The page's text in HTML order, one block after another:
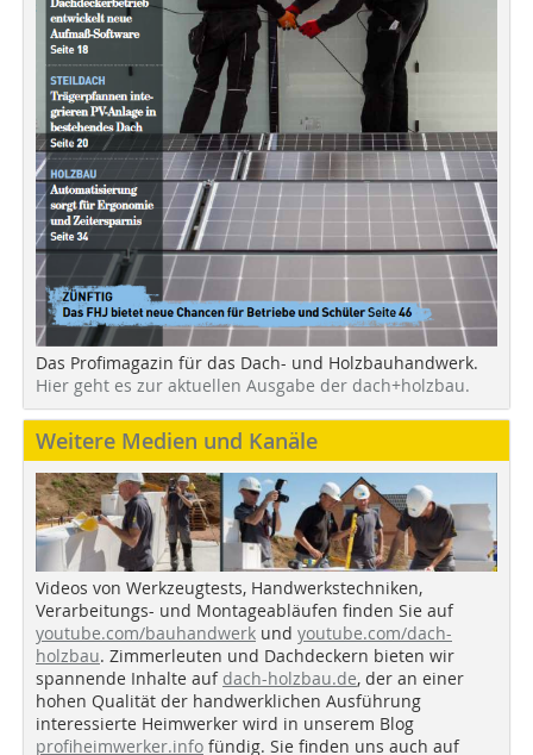
Das Profimagazin für das Dach- und Holzbauhandwerk.
Hier geht es zur aktuellen Ausgabe der dach+holzbau.
Weitere Medien und Kanäle
Videos von Werkzeugtests, Handwerkstechniken,
Verarbeitungs- und Montageabläufen finden Sie auf
youtube.com/bauhandwerk und youtube.com/dach-
holzbau. Zimmerleuten und Dachdeckern bieten wir
spannende Inhalte auf dach-holzbau.de, der an einer
hohen Qualität der handwerklichen Ausführung
interessierte Heimwerker wird in unserem Blog
profiheimwerker.info fündig. Sie finden uns auch auf